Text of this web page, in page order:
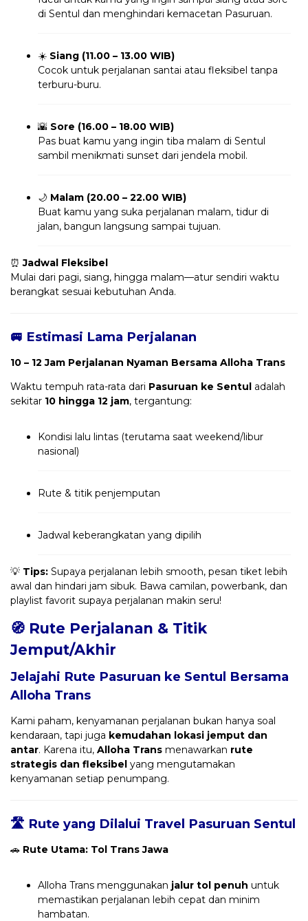
di Sentul dan menghindari kemacetan Pasuruan.
☀️ Siang (11.00 – 13.00 WIB)
Cocok untuk perjalanan santai atau fleksibel tanpa
terburu-buru.
🌇 Sore (16.00 – 18.00 WIB)
Pas buat kamu yang ingin tiba malam di Sentul
sambil menikmati sunset dari jendela mobil.
🌙 Malam (20.00 – 22.00 WIB)
Buat kamu yang suka perjalanan malam, tidur di
jalan, bangun langsung sampai tujuan.
⏰Jadwal Fleksibel
Mulai dari pagi, siang, hingga malam—atur sendiri waktu
berangkat sesuai kebutuhan Anda.
🚐 Estimasi Lama Perjalanan
10 – 12 Jam Perjalanan Nyaman Bersama Alloha Trans
Waktu tempuh rata-rata dari Pasuruan ke Sentul adalah
sekitar 10 hingga 12 jam, tergantung:
Kondisi lalu lintas (terutama saat weekend/libur
nasional)
Rute & titik penjemputan
Jadwal keberangkatan yang dipilih
💡 Tips: Supaya perjalanan lebih smooth, pesan tiket lebih
awal dan hindari jam sibuk. Bawa camilan, powerbank, dan
playlist favorit supaya perjalanan makin seru!
🧭 Rute Perjalanan & Titik
Jemput/Akhir
Jelajahi Rute Pasuruan ke Sentul Bersama
Alloha Trans
Kami paham, kenyamanan perjalanan bukan hanya soal
kendaraan, tapi juga kemudahan lokasi jemput dan
antar. Karena itu, Alloha Trans menawarkan rute
strategis dan fleksibel yang mengutamakan
kenyamanan setiap penumpang.
🛣️ Rute yang Dilalui Travel Pasuruan Sentul
🚗 Rute Utama: Tol Trans Jawa
Alloha Trans menggunakan jalur tol penuh untuk
memastikan perjalanan lebih cepat dan minim
hambatan.